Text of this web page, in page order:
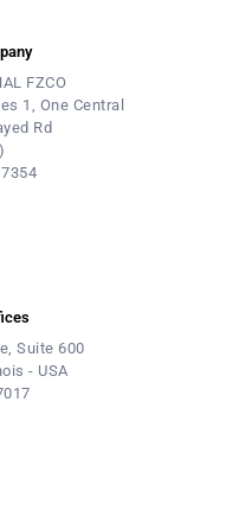
FZCO
1, One Central
Rd
Suite 600
- USA